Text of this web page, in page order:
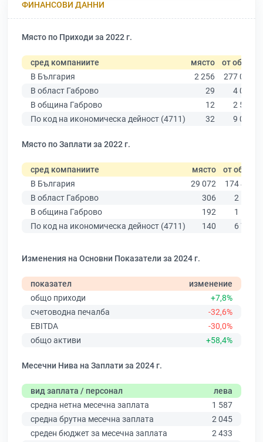
ФИНАНСОВИ ДАННИ
Място по Приходи за 2022 г.
сред компаниите място от общо
В България
2 256
277 019
В област Габрово
29
4 019
В община Габрово
12
2 540
По код на икономическа дейност (4711)
32 9 025
Място по Заплати за 2022 г.
сред компаниите място от общо
В България
29 072
174 403
В област Габрово
306
2 514
В община Габрово
192
1 572
По код на икономическа дейност (4711)
140 6 773
Изменения на Основни Показатели за 2024 г.
показател
изменение
общо приходи
+7,8%
счетоводна печалба
-32,6%
EBITDA
-30,0%
общо активи
+58,4%
Месечни Нива на Заплати за 2024 г.
вид заплата / персонал
лева
средна нетна месечна заплата
1 587
средна брутна месечна заплата
2 045
среден бюджет за месечна заплата
2 433